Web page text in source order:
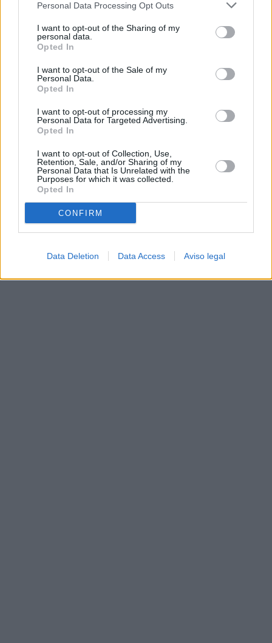
negar su consentimiento. Tenga en cuenta que algún
de su consentimiento, pero usted tiene el derecho de
rechazar tal procesamiento. Sus preferencias se aplicarán
cualquier momento entrando de nuevo en este sitio web o
visitando nuestra política de privacidad.
Personal Data Processing Opt Outs
I want to opt-out of the Sharing of my
personal data.
Opted In
I want to opt-out of the Sale of my
Personal Data.
Opted In
I want to opt-out of processing my
Personal Data for Targeted Advertising.
Opted In
I want to opt-out of Collection, Use,
Retention, Sale, and/or Sharing of my
Personal Data that Is Unrelated with the
Purposes for which it was collected.
Opted In
CONFIRM
Data Deletion Data Access Aviso legal